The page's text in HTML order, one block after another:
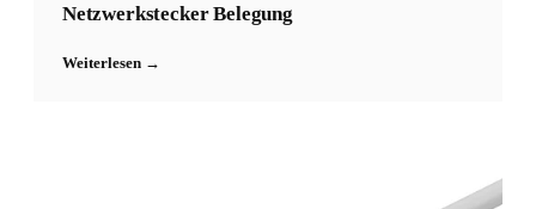
Netzwerkstecker Belegung
Weiterlesen →